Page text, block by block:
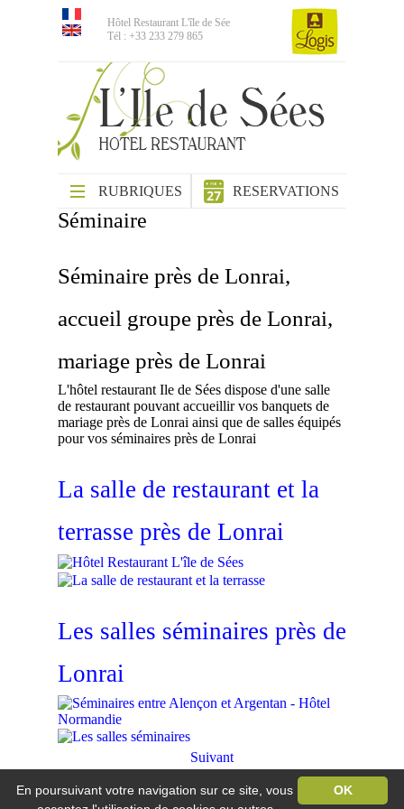
Hôtel Restaurant L'île de Sée
Tél : +33 233 279 865
RUBRIQUES RESERVATIONS
Séminaire
Séminaire près de Lonrai,
accueil groupe près de Lonrai,
mariage près de Lonrai
L'hôtel restaurant Ile de Sées dispose d'une salle
de restaurant pouvant accueillir vos banquets de
mariage près de Lonrai ainsi que de salles équipés
pour vos séminaires près de Lonrai
La salle de restaurant et la
terrasse près de Lonrai
Les salles séminaires près de
Lonrai
Suivant
Hôtel Restaurant L'île de Sée
Vandel / 61500 Macé
OK
En poursuivant votre navigation sur ce site, vous